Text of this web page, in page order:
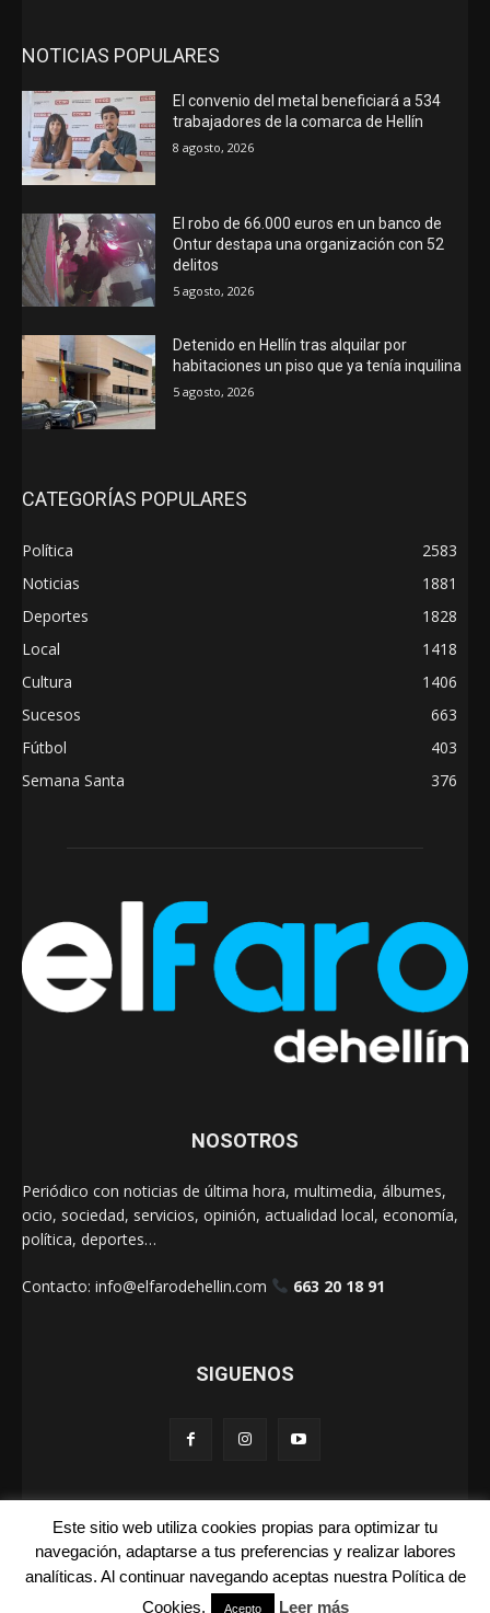
NOTICIAS POPULARES
El convenio del metal beneficiará a 534
trabajadores de la comarca de Hellín
8 agosto, 2026
El robo de 66.000 euros en un banco de
Ontur destapa una organización con 52
delitos
5 agosto, 2026
Detenido en Hellín tras alquilar por
habitaciones un piso que ya tenía inquilina
5 agosto, 2026
CATEGORÍAS POPULARES
Política
2583
Noticias
1881
Deportes
1828
Local
1418
Cultura
1406
Sucesos
663
Fútbol
403
Semana Santa
376
NOSOTROS
Periódico con noticias de última hora, multimedia, álbumes,
ocio, sociedad, servicios, opinión, actualidad local, economía,
política, deportes…
Contacto: info@elfarodehellin.com 663 20 18 91
SIGUENOS
El Faro de Hellín 2025
Galerías Cartas La Foto de la Semana
Quienes Somos
Este sitio web utiliza cookies propias para optimizar tu
navegación, adaptarse a tus preferencias y realizar labores
analíticas. Al continuar navegando aceptas nuestra Política de
Cookies.
Acepto Leer más